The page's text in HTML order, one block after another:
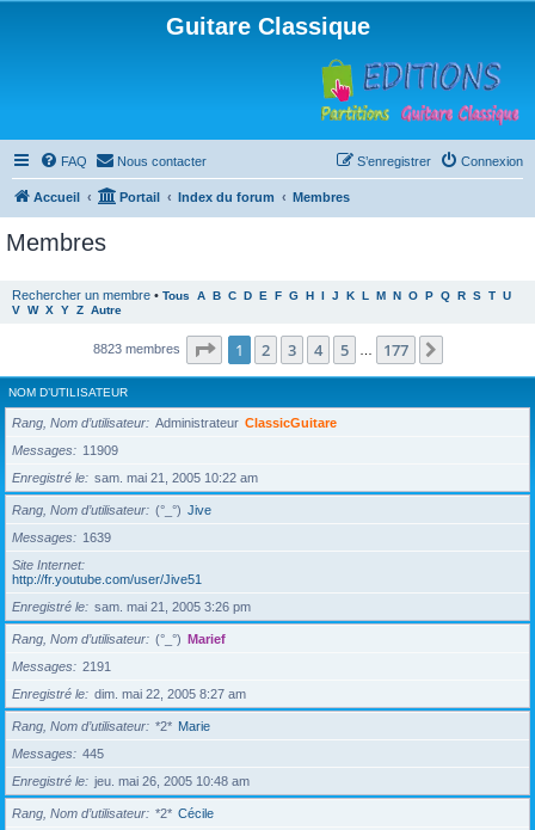
Guitare Classique
FAQ Nous contacter Connexion
S’enregistrer
Accueil Portail Index du forum Membres
Membres
Rechercher un membre • Tous A B C D E F G H I J K L M N O P Q R S T U
V W X Y Z Autre
8823 membres Page 1sur177
1 2 3 4 5 177
NOM D’UTILISATEUR
Rang, Nom d’utilisateur Administrateur ClassicGuitare
Messages
11909
Enregistré le
sam. mai 21, 2005 10:22 am
Rang, Nom d’utilisateur (°_°) Jive
Messages
1639
Site Internet
http://fr.youtube.com/user/Jive51
Enregistré le
sam. mai 21, 2005 3:26 pm
Rang, Nom d’utilisateur (°_°) Marief
Messages
2191
Enregistré le
dim. mai 22, 2005 8:27 am
Rang, Nom d’utilisateur *2* Marie
Messages
445
Enregistré le
jeu. mai 26, 2005 10:48 am
Rang, Nom d’utilisateur *2* Cécile